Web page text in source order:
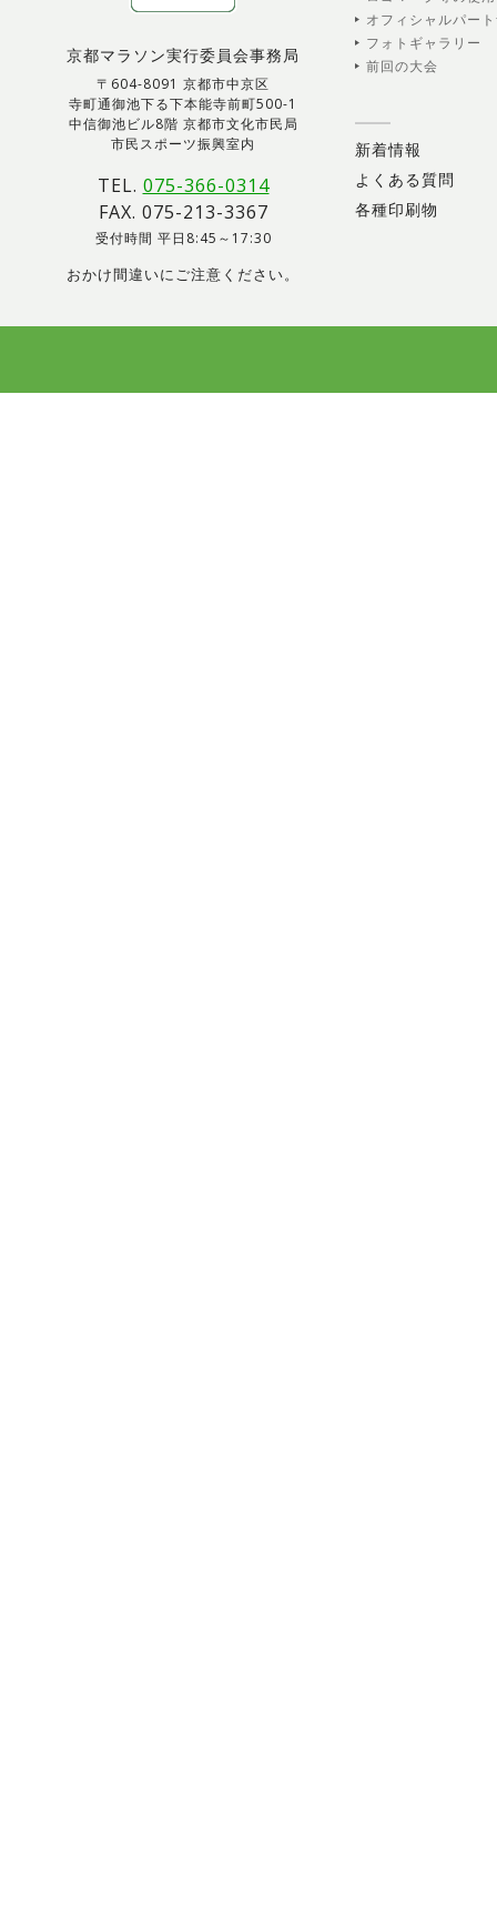
京都マラソン実行委員会事務局
〒604-8091 京都市中京区
寺町通御池下る下本能寺前町500-1
中信御池ビル8階 京都市文化市民局
市民スポーツ振興室内
TEL. 075-366-0314
FAX. 075-213-3367
受付時間 平日8:45～17:30
おかけ間違いにご注意ください。
オフィシャルパー
フォトギャラリー
前回の大会
新着情報
よくある質問
各種印刷物